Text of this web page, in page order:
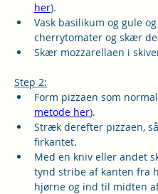
her).
Vask basilikum og gule
cherrytomater og skær
Skær mozzarellaen i
Step 2:
Form pizzaen som
metode her).
Stræk derefter pizzaen,
firkantet.
Med en kniv eller andet
tynd stribe af kanten fra
hjørne og ind til midten